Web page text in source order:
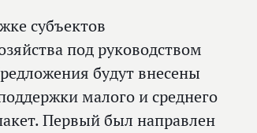
субъектов
под руководством
будут внесены
малого и среднего
Первый был направлен